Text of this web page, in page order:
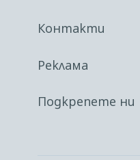
Контакти
Реклама
Подкрепете ни